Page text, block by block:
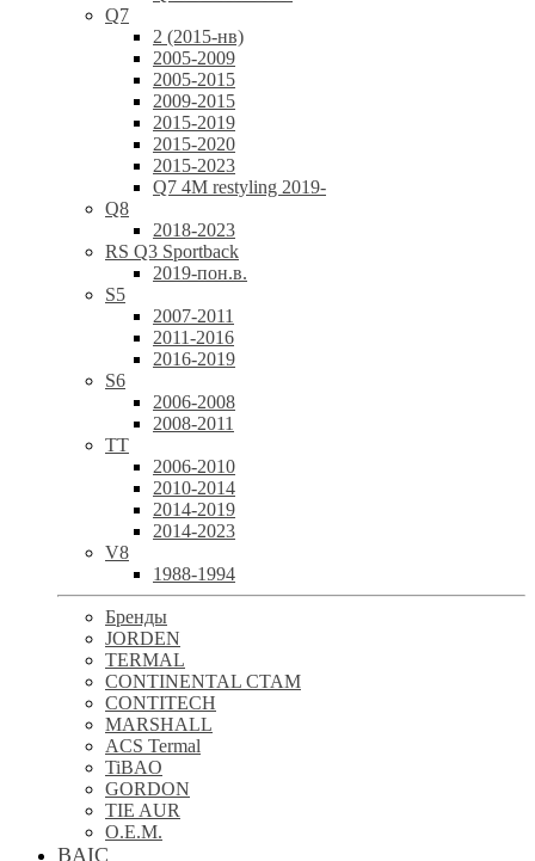
Q7
2 (2015-нв)
2005-2009
2005-2015
2009-2015
2015-2019
2015-2020
2015-2023
Q7 4M restyling 2019-
Q8
2018-2023
RS Q3 Sportback
2019-пон.в.
S5
2007-2011
2011-2016
2016-2019
S6
2006-2008
2008-2011
TT
2006-2010
2010-2014
2014-2019
2014-2023
V8
1988-1994
Бренды
JORDEN
TERMAL
CONTINENTAL CTAM
CONTITECH
MARSHALL
ACS Termal
TiBAO
GORDON
TIE AUR
O.E.M.
BAIC